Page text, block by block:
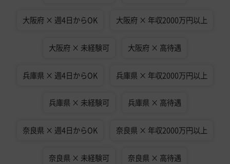
大阪府 × 週4日からOK 大阪府 × 年収2000万円以上
大阪府 × 未経験可 大阪府 × 高待遇
兵庫県 × 週4日からOK 兵庫県 × 年収2000万円以上
兵庫県 × 未経験可 兵庫県 × 高待遇
奈良県 × 週4日からOK 奈良県 × 年収2000万円以上
奈良県 × 未経験可 奈良県 × 高待遇